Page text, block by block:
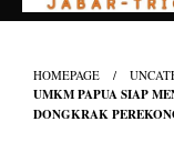
HOMEPAGE
UMKM PAPUA SIAP
DONGKRAK